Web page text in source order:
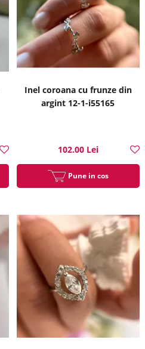
Inel coroana cu frunze din
argint 12-1-i55165
102.00 Lei
Pune in cos